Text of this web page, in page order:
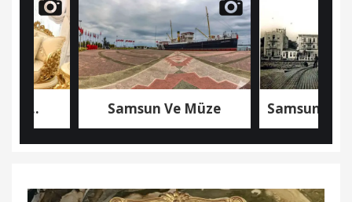
Samsun Ve Müze Samsun'dan